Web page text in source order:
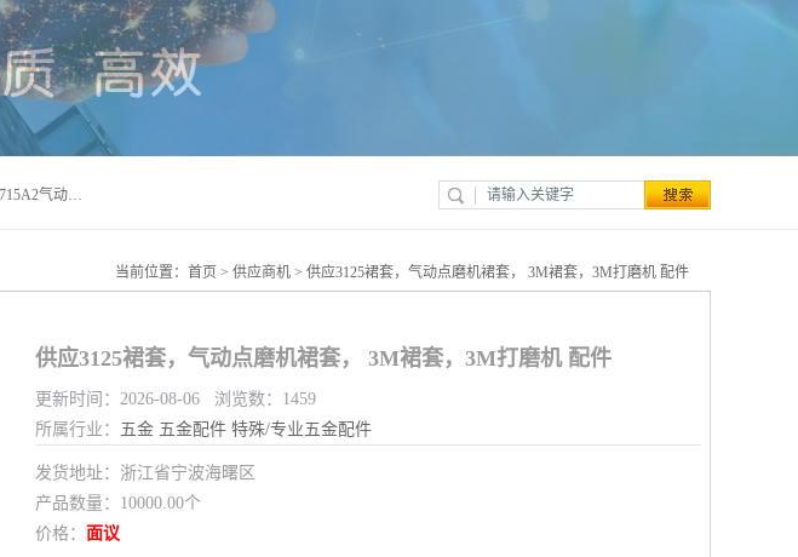
宁波上椿进出口有限公司是日本COMPACT康柏特，原装进口，进口代理商批发, 提供450PL气动抛光机、715A2气动抛光机、905A4打磨机、935GS打磨机、913W-5水磨机、450PL抛光机、715A2抛光机、935GS齿轮抛光机、905A4气动打磨机、价格实惠,欢迎来电咨询.
当前位置： 首页 > 供应商机 > 供应3125裙套，气动点磨机裙套， 3M裙套，3M打磨机 配件
供应3125裙套，气动点磨机裙套， 3M裙套，3M打磨机 配件
更新时间：2026-08-06 浏览数：1459
所属行业： 五金 五金配件 特殊/专业五金配件
发货地址：浙江省宁波海曙区
产品数量：10000.00个
价格： 面议